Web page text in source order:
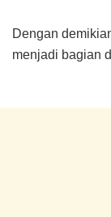
Dengan
menjadi bagian